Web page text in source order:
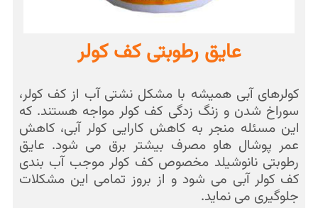
عایق رطوبتی کف کولر
کولرهای آبی همیشه با مشکل نشتی آب از کف کولر،
سوراخ شدن و زنگ زدگی کف کولر مواجه هستند. که
این مسئله منجر به کاهش کارایی کولر آبی، کاهش
عمر پوشال هاو مصرف بیشتر برق می شود. عایق
رطوبتی نانوشیلد مخصوص کف کولر موجب آب بندی
کف کولر آبی می شود و از بروز تمامی این مشکلات
جلوگیری می نماید.